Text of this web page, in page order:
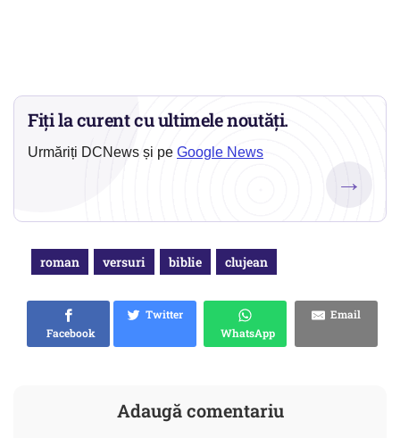
Fiți la curent cu ultimele noutăți.
Urmăriți DCNews și pe Google News
→
roman versuri biblie clujean
Facebook
Twitter
WhatsApp
Email
Adaugă comentariu